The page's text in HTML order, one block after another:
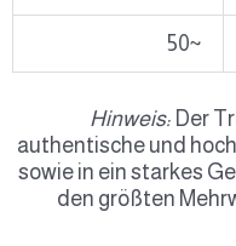
~50
Hinweis: Der
authentische und
sowie in ein starkes
den größten